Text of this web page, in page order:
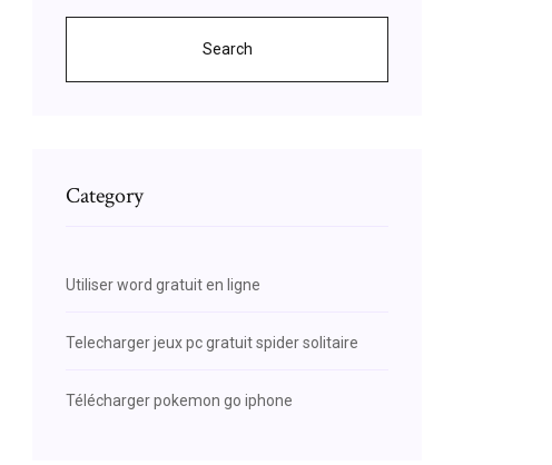
Search
Category
Utiliser word gratuit en ligne
Telecharger jeux pc gratuit spider solitaire
Télécharger pokemon go iphone